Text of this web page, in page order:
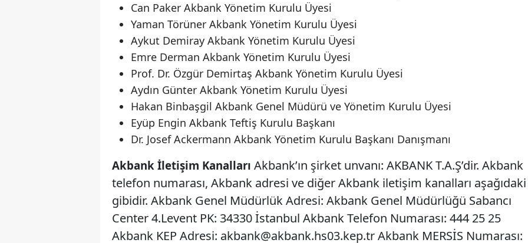
Can Paker Akbank Yönetim Kurulu Üyesi
Yaman Törüner Akbank Yönetim Kurulu Üyesi
Aykut Demiray Akbank Yönetim Kurulu Üyesi
Emre Derman Akbank Yönetim Kurulu Üyesi
Prof. Dr. Özgür Demirtaş Akbank Yönetim Kurulu Üyesi
Aydın Günter Akbank Yönetim Kurulu Üyesi
Hakan Binbaşgil Akbank Genel Müdürü ve Yönetim Kurulu Üyesi
Eyüp Engin Akbank Teftiş Kurulu Başkanı
Dr. Josef Ackermann Akbank Yönetim Kurulu Başkanı Danışmanı
Akbank İletişim Kanalları Akbank’ın şirket unvanı: AKBANK T.A.Ş’dir. Akbank
telefon numarası, Akbank adresi ve diğer Akbank iletişim kanalları aşağıdaki
gibidir. Akbank Genel Müdürlük Adresi: Akbank Genel Müdürlüğü Sabancı
Center 4.Levent PK: 34330 İstanbul Akbank Telefon Numarası: 444 25 25
Akbank KEP Adresi: akbank@akbank.hs03.kep.trAkbank MERSİS Numarası: